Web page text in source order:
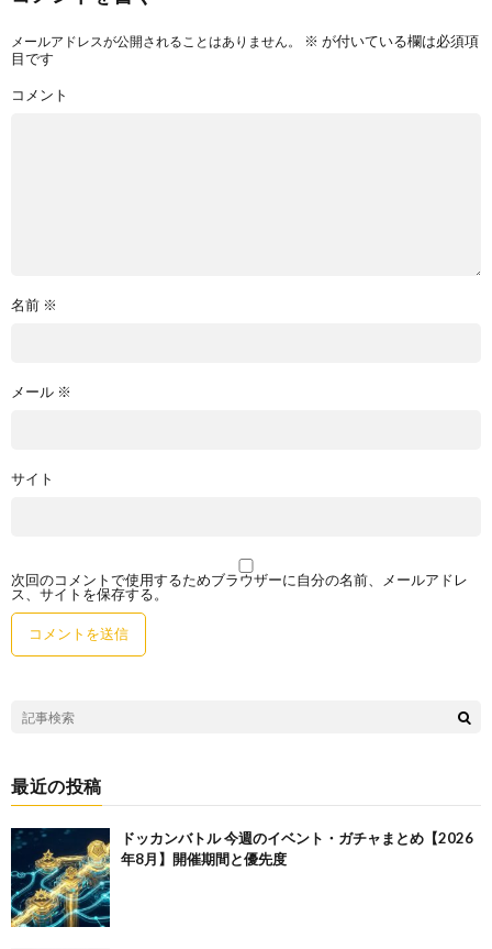
メールアドレスが公開されることはありません。 ※ が付いている欄は必須項
目です
コメント
名前 ※
メール ※
サイト
次回のコメントで使用するためブラウザーに自分の名前、メールアドレ
ス、サイトを保存する。
最近の投稿
ドッカンバトル 今週のイベント・ガチャまとめ【2026
年8月】開催期間と優先度